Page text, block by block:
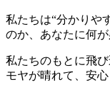
私たちは“分かりや
のか、あなたに何
私たちのもとに飛
モヤが晴れて、安